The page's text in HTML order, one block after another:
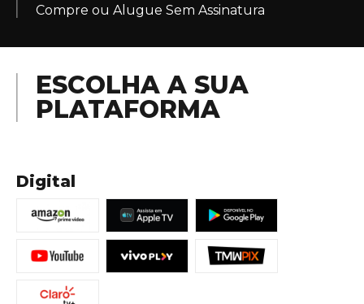
Compre ou Alugue Sem Assinatura
ESCOLHA A SUA
PLATAFORMA
Digital